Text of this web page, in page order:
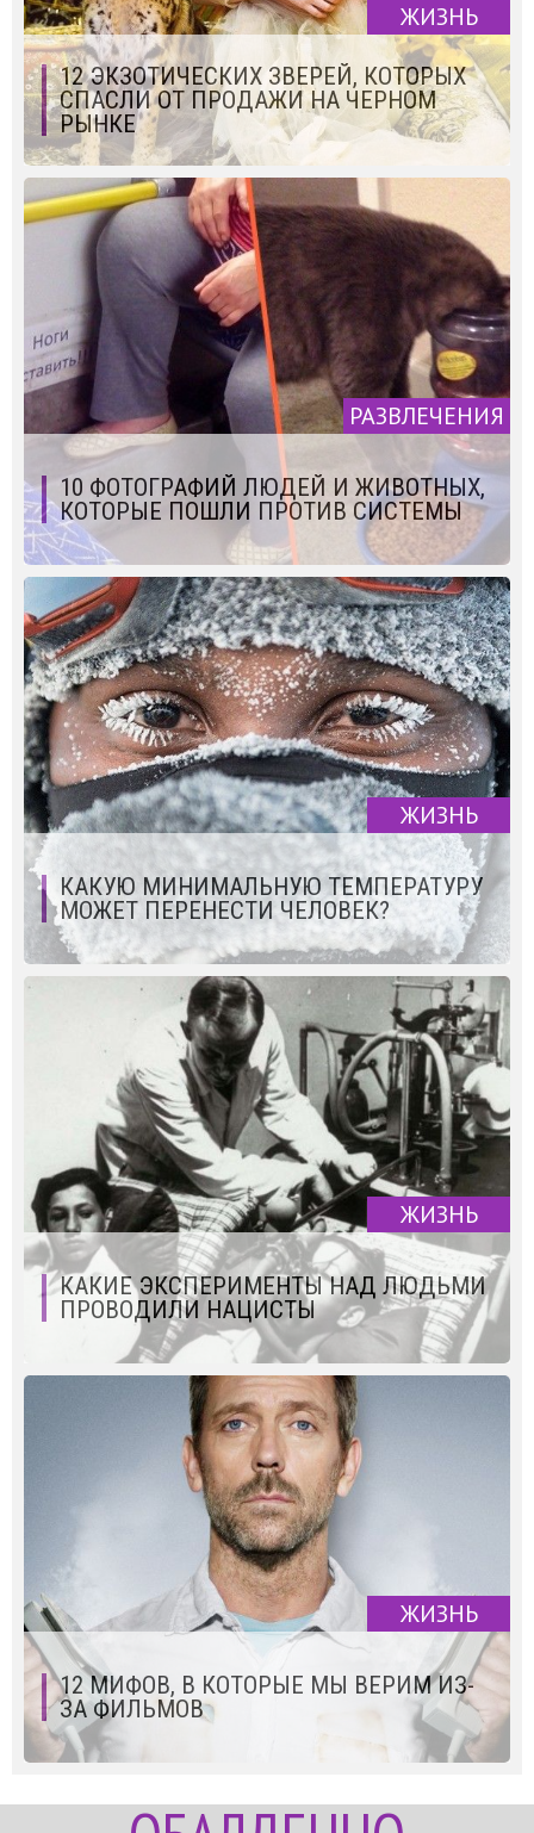
ЖИЗНЬ
12 ЭКЗОТИЧЕСКИХ ЗВЕРЕЙ, КОТОРЫХ
СПАСЛИ ОТ ПРОДАЖИ НА ЧЕРНОМ
РЫНКЕ
РАЗВЛЕЧЕНИЯ
10 ФОТОГРАФИЙ ЛЮДЕЙ И ЖИВОТНЫХ,
КОТОРЫЕ ПОШЛИ ПРОТИВ СИСТЕМЫ
ЖИЗНЬ
КАКУЮ МИНИМАЛЬНУЮ ТЕМПЕРАТУРУ
МОЖЕТ ПЕРЕНЕСТИ ЧЕЛОВЕК?
ЖИЗНЬ
КАКИЕ ЭКСПЕРИМЕНТЫ НАД ЛЮДЬМИ
ПРОВОДИЛИ НАЦИСТЫ
ЖИЗНЬ
12 МИФОВ, В КОТОРЫЕ МЫ ВЕРИМ ИЗ-
ЗА ФИЛЬМОВ